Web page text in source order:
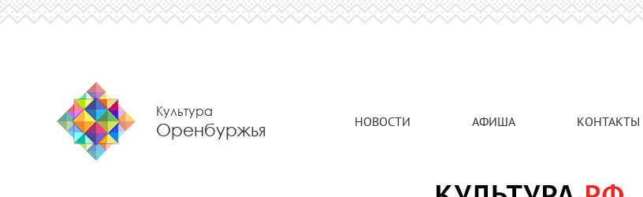
Культура
Оренбуржья НОВОСТИ АФИША КОНТАКТЫ